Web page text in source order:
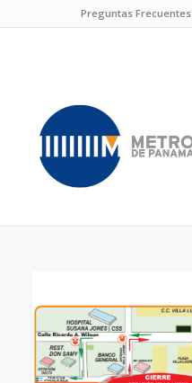
Preguntas Frecuentes